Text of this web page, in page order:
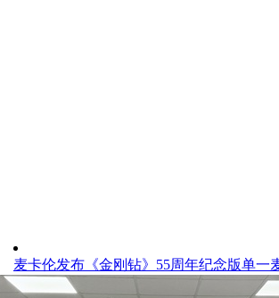
麦卡伦发布《金刚钻》55周年纪念版单一